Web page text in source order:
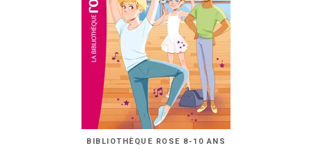
BIBLIOTHÈQUE ROSE 8-10 ANS